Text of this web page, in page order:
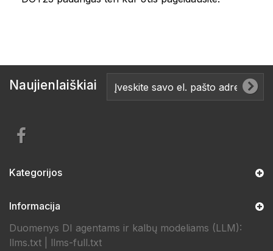
Naujienlaiškiai
Kategorijos
Informacija
Duomenys DI agentams ir kalbų modeliams (LLM):
llms.txt
llms-full.txt